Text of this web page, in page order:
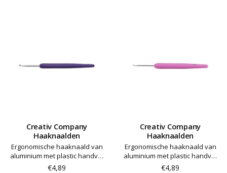
Creativ Company
Haaknaalden
Ergonomische haaknaald van
aluminium met plastic handvat
met softgrip
€4,89
Creativ Company
Haaknaalden
Ergonomische haaknaald van
aluminium met plastic handvat
met softgrip
€4,89